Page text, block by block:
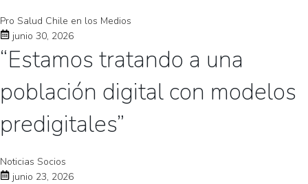
Pro Salud Chile en los Medios
junio 30, 2026
“Estamos tratando a una
población digital con modelos
predigitales”
Noticias Socios
junio 23, 2026